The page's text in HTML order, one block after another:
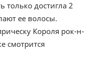
только достигла 2
ее волосы.
Короля рок-н-
смотрится